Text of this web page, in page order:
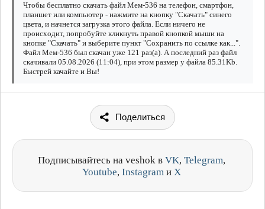
Чтобы бесплатно скачать файл Мем-536 на телефон, смартфон,
планшет или компьютер - нажмите на кнопку "Скачать" синего
цвета, и начнется загрузка этого файла. Если ничего не
происходит, попробуйте кликнуть правой кнопкой мыши на
кнопке "Скачать" и выберите пункт "Сохранить по ссылке как...".
Файл Мем-536 был скачан уже 121 раз(а). А последний раз файл
скачивали 05.08.2026 (11:04), при этом размер у файла 85.31Kb.
Быстрей качайте и Вы!
Поделиться
Подписывайтесь на veshok в VK, Telegram,
Youtube, Instagram и X